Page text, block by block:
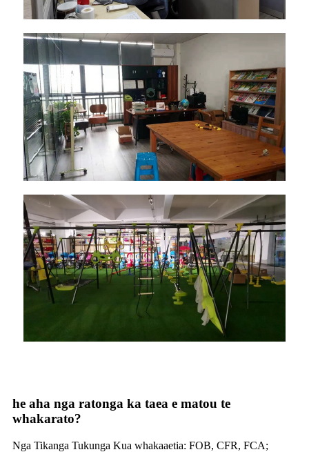
he aha nga ratonga ka taea e matou te
whakarato?
Nga Tikanga Tukunga Kua whakaaetia: FOB, CFR, FCA;